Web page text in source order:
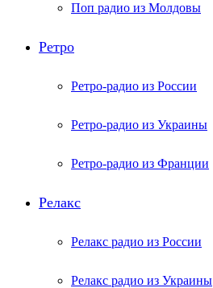
Поп радио из Молдовы
Ретро
Ретро-радио из России
Ретро-радио из Украины
Ретро-радио из Франции
Релакс
Релакс радио из России
Релакс радио из Украины